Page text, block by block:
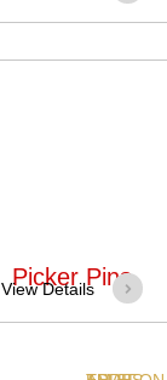
Picker Pins
View Details